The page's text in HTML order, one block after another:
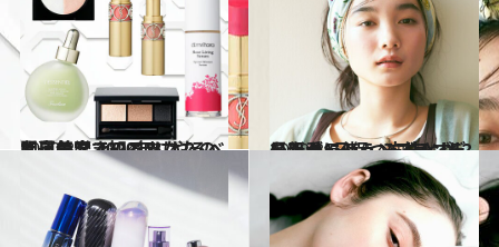
2020.3.7
九星気学で知るあなたの開運美容 2020年にやるべき自分磨きのコツは？
ビューティ＆ヘルス 2020.3.6
最新クッションファンデを上手に使う みずみずしい肌が1日保つ方法とは？
ビューティ＆ヘルス